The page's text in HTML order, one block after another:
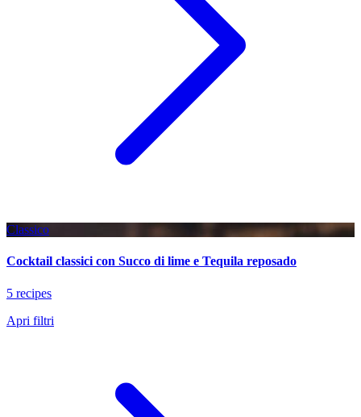
Classico
Cocktail classici con Succo di lime e Tequila reposado
5 recipes
Apri filtri